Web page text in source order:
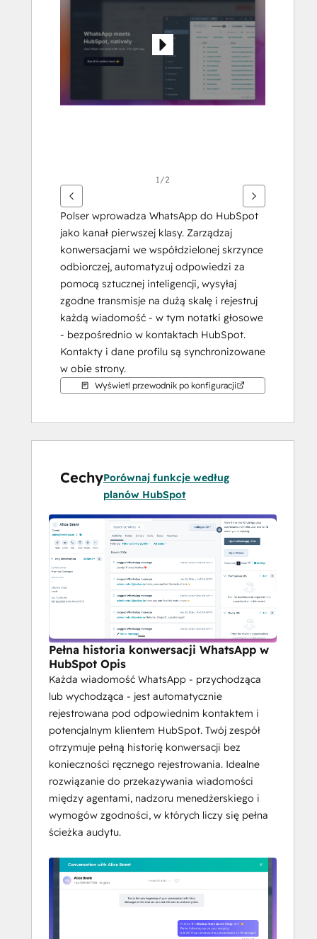
1/2
Polser wprowadza WhatsApp do HubSpot
jako kanał pierwszej klasy. Zarządzaj
konwersacjami we współdzielonej skrzynce
odbiorczej, automatyzuj odpowiedzi za
pomocą sztucznej inteligencji, wysyłaj
zgodne transmisje na dużą skalę i rejestruj
każdą wiadomość - w tym notatki głosowe
- bezpośrednio w kontaktach HubSpot.
Kontakty i dane profilu są synchronizowane
w obie strony.
Wyświetl przewodnik po konfiguracji
CechyPorównaj funkcje według
planów HubSpot
Pełna historia konwersacji WhatsApp w
HubSpot Opis
Każda wiadomość WhatsApp - przychodząca
lub wychodząca - jest automatycznie
rejestrowana pod odpowiednim kontaktem i
potencjalnym klientem HubSpot. Twój zespół
otrzymuje pełną historię konwersacji bez
konieczności ręcznego rejestrowania. Idealne
rozwiązanie do przekazywania wiadomości
między agentami, nadzoru menedżerskiego i
wymogów zgodności, w których liczy się pełna
ścieżka audytu.